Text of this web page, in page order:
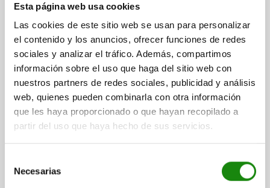
Esta página web usa cookies
Las cookies de este sitio web se usan para personalizar
el contenido y los anuncios, ofrecer funciones de redes
sociales y analizar el tráfico. Además, compartimos
información sobre el uso que haga del sitio web con
nuestros partners de redes sociales, publicidad y análisis
web, quienes pueden combinarla con otra información
que les haya proporcionado o que hayan recopilado a
partir del uso que haya hecho de sus servicios.
Necesarias
ANODIZADO NATURAL
COLOR DEL CUERPO DE BASE=ANODIZADO NATURAL
LONGITUD=953 ESD CON DESCARGA ELECTROSTÁTICA=NO
ANCHO DE RANURA=8 ENTRADA CONMUTABLE=SÍ
ATENUABLE =SÍ TENSIÓN DE SERVICIO V AC =230
FRECUENCIA DE SERVICIO HZ =50
CORRIENTE DE SERVICIO MÁX. A =16
TEMPERATURA DEL COLOR =4000 K (BLANCO NEUTRO)
FLUJO LUMINOSO LM =3294